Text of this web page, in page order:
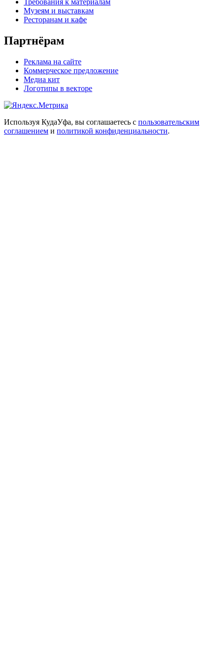
Требования к материалам
Музеям и выставкам
Ресторанам и кафе
Партнёрам
Реклама на сайте
Коммерческое предложение
Медиа кит
Логотипы в векторе
Используя КудаУфа, вы соглашаетесь с пользовательским
соглашением и политикой конфиденциальности.